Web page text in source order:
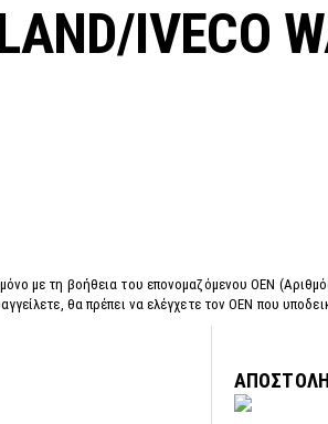
IVECO
με τη βοήθεια του επονομαζόμενου OEN
θα πρέπει να ελέγχετε τον OEN που
ΑΠΟΣΤΟΛΗ